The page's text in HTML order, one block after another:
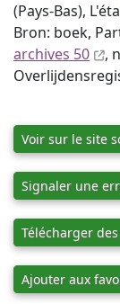
(Pays-Bas),
Bron: boek,
archives 50
,
Voir sur le site
Signaler une
Télécharger
Ajouter aux